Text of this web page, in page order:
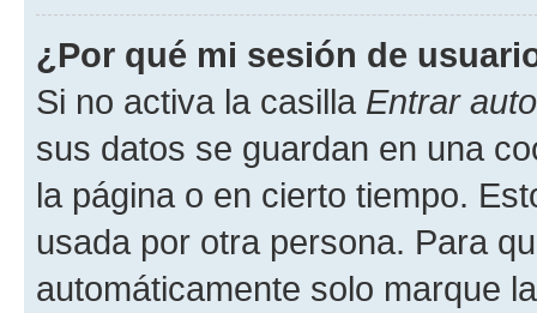
¿Por qué mi sesión de
Si no activa la casilla Entrar
sus datos se guardan en una
la página o en cierto tiempo.
usada por otra persona. Para
automáticamente solo marque